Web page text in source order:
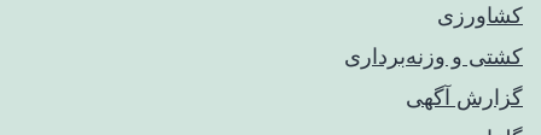
کشاورزی
کشتی و وزنه‌برداری
گزارش آگهی